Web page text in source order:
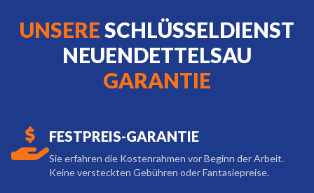
UNSERESCHLÜSSELDIENST
NEUENDETTELSAU
GARANTIE
FESTPREIS-GARANTIE
Sie erfahren die Kostenrahmen vor Beginn der Arbeit.
Keine versteckten Gebühren oder Fantasiepreise.